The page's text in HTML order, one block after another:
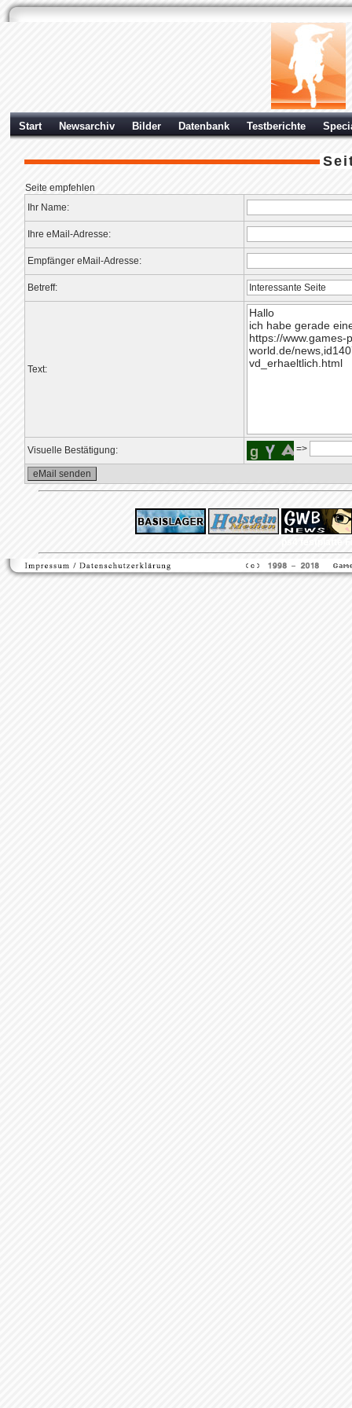
Start Newsarchiv Bilder Datenbank Testberichte
Seite empfehlen
Ihr Name:
Ihre eMail-Adresse:
Empfänger eMail-Adresse:
Betreff:
Text:
Visuelle Bestätigung: =>